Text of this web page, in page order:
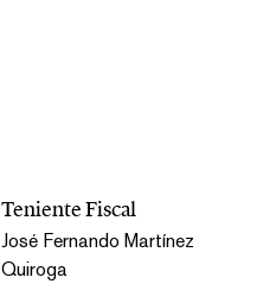
Teniente Fiscal
José Fernando Martínez
Quiroga